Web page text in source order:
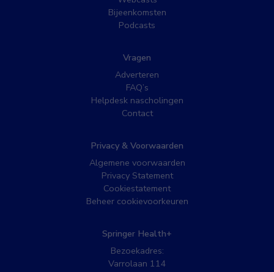
Bijeenkomsten
Podcasts
Vragen
Adverteren
FAQ’s
Helpdesk nascholingen
Contact
Privacy & Voorwaarden
Algemene voorwaarden
Privacy Statement
Cookiestatement
Beheer cookievoorkeuren
Springer Health+
Bezoekadres:
Varrolaan 114